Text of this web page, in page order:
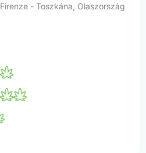
Firenze - Toszkána, Olaszország